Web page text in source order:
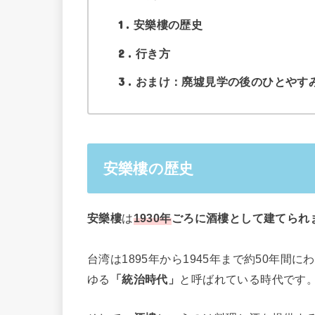
1 安樂樓の歴史
2 行き方
3 おまけ：廃墟見学の後のひとやす
安樂樓の歴史
安樂樓は1930年ごろに酒樓として建てられ
台湾は1895年から1945年まで約50年間に
ゆる
「統治時代」 と呼ばれている時代です